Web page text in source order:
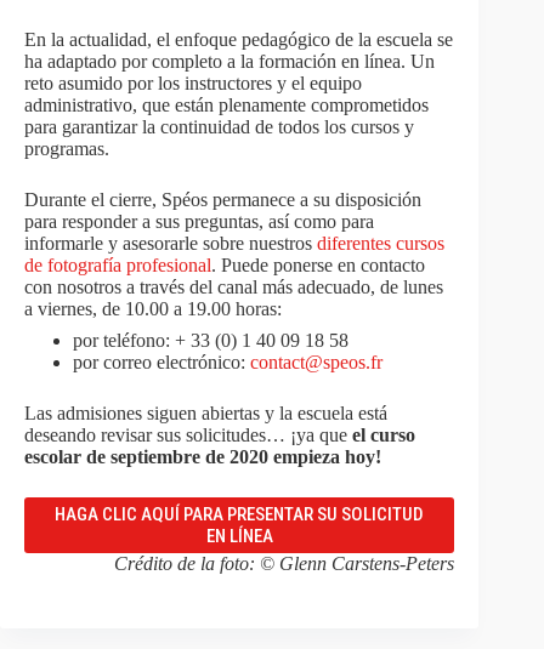
En la actualidad, el enfoque pedagógico de la escuela se
ha adaptado por completo a la formación en línea. Un
reto asumido por los instructores y el equipo
administrativo, que están plenamente comprometidos
para garantizar la continuidad de todos los cursos y
programas.
Durante el cierre, Spéos permanece a su disposición
para responder a sus preguntas, así como para
informarle y asesorarle sobre nuestros diferentes cursos
de fotografía profesional. Puede ponerse en contacto
con nosotros a través del canal más adecuado, de lunes
a viernes, de 10.00 a 19.00 horas:
por teléfono: + 33 (0) 1 40 09 18 58
por correo electrónico: contact@speos.fr
Las admisiones siguen abiertas y la escuela está
deseando revisar sus solicitudes… ¡ya que el curso
escolar de septiembre de 2020 empieza hoy!
HAGA CLIC AQUÍ PARA PRESENTAR SU SOLICITUD
EN LÍNEA
Crédito de la foto: © Glenn Carstens-Peters